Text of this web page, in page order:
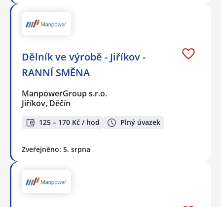
Dělník ve výrobě - Jiříkov -
RANNÍ SMĚNA
ManpowerGroup s.r.o.
Jiříkov, Děčín
125 – 170 Kč / hod Plný úvazek
Zveřejněno: 5. srpna